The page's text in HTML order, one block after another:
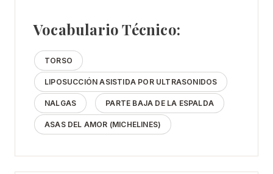
Vocabulario Técnico:
TORSO
LIPOSUCCIÓN ASISTIDA POR ULTRASONIDOS
NALGAS PARTE BAJA DE LA ESPALDA
ASAS DEL AMOR (MICHELINES)